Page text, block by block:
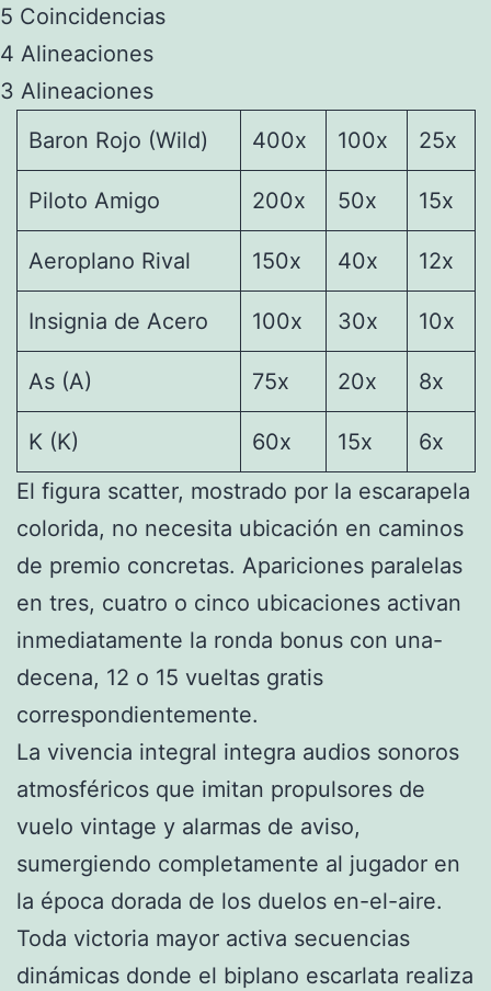
5 Coincidencias
4 Alineaciones
3 Alineaciones
Baron Rojo (Wild)
400x 100x 25x
Piloto Amigo 200x 50x 15x
Aeroplano Rival 150x 40x 12x
Insignia de Acero 100x 30x 10x
As (A) 75x 20x 8x
K (K) 60x 15x
6x
El figura scatter, mostrado por la escarapela
colorida, no necesita ubicación en caminos
de premio concretas. Apariciones paralelas
en tres, cuatro o cinco ubicaciones activan
inmediatamente la ronda bonus con una-
decena, 12 o 15 vueltas gratis
correspondientemente.
La vivencia integral integra audios sonoros
atmosféricos que imitan propulsores de
vuelo vintage y alarmas de aviso,
sumergiendo completamente al jugador en
la época dorada de los duelos en-el-aire.
Toda victoria mayor activa secuencias
dinámicas donde el biplano escarlata realiza